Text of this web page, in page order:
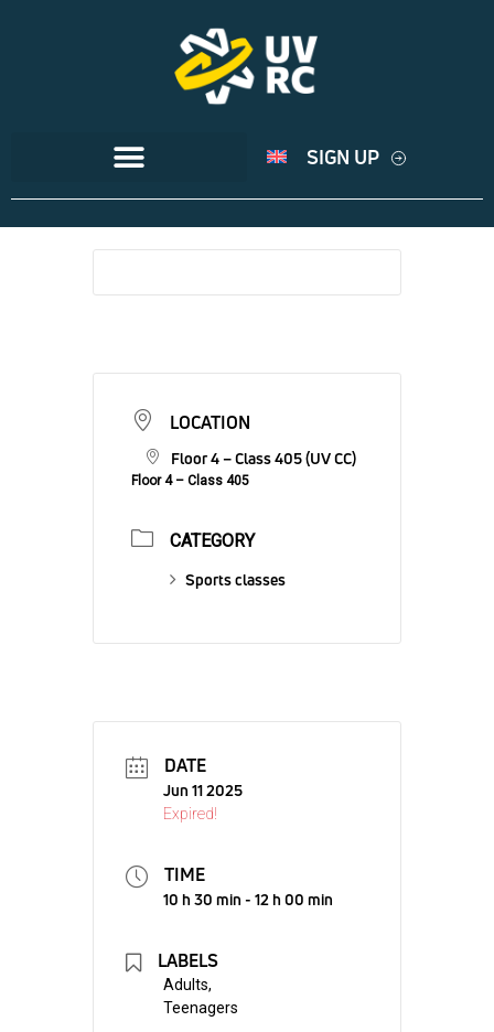
SIGN UP
LOCATION
Floor 4 – Class 405 (UV CC)
Floor 4 – Class 405
CATEGORY
Sports classes
DATE
Jun 11 2025
Expired!
TIME
10 h 30 min - 12 h 00 min
LABELS
Adults,
Teenagers